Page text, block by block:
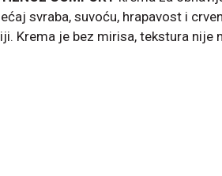
svraba, suvoću, hrapavost i
Krema je bez mirisa, tekstura nije